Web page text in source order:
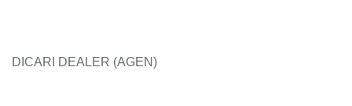
DICARI DEALER (AGEN)